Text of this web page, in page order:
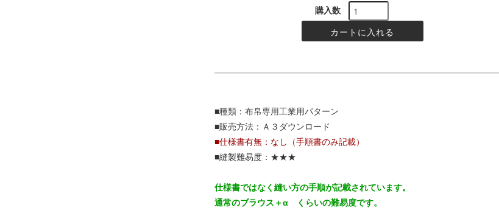
購入数
■種類：布帛専用工業用パターン
■販売方法：Ａ３ダウンロード
■仕様書有無：なし（手順書のみ記載）
■縫製難易度：★★★
仕様書ではなく縫い方の手順が記載されています。
通常のブラウス＋α くらいの難易度です。